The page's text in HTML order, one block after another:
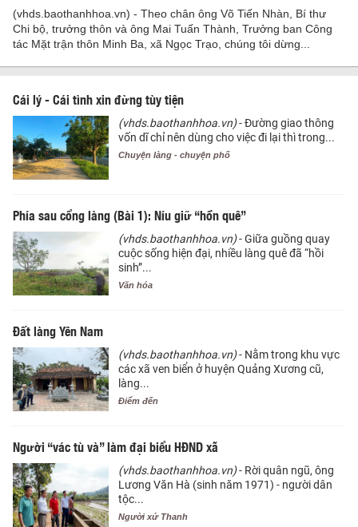
(vhds.baothanhhoa.vn) - Theo chân ông Võ Tiến Nhàn, Bí thư
Chi bộ, trưởng thôn và ông Mai Tuấn Thành, Trưởng ban Công
tác Mặt trận thôn Minh Ba, xã Ngọc Trạo, chúng tôi dừng...
Cái lý - Cái tình xin đừng tùy tiện
(vhds.baothanhhoa.vn)- Đường giao thông
vốn dĩ chỉ nên dùng cho việc đi lại thì trong...
Chuyện làng - chuyện phố
Phía sau cổng làng (Bài 1): Níu giữ “hồn quê”
(vhds.baothanhhoa.vn)- Giữa guồng quay
cuộc sống hiện đại, nhiều làng quê đã “hồi
sinh”...
Văn hóa
Đất làng Yên Nam
(vhds.baothanhhoa.vn)- Nằm trong khu vực
các xã ven biển ở huyện Quảng Xương cũ,
làng...
Điểm đến
Người “vác tù và” làm đại biểu HĐND xã
(vhds.baothanhhoa.vn)- Rời quân ngũ, ông
Lương Văn Hà (sinh năm 1971) - người dân
tộc...
Người xứ Thanh